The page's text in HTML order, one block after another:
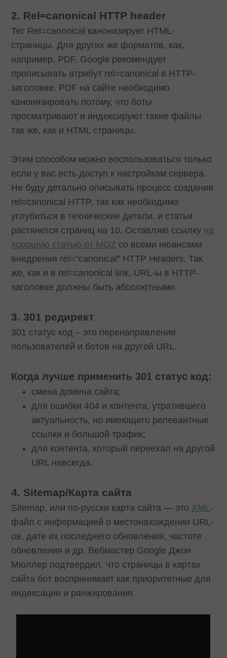
2. Rel=canonical HTTP header
Тег Rel=canonical канонизирует HTML-
страницы. Для других же форматов, как,
например, PDF, Google рекомендует
прописывать атрибут rel=canonical в HTTP-
заголовке. PDF на сайте необходимо
канонизировать потому, что боты
просматривают и индексируют такие файлы
так же, как и HTML страницы.
Этим способом можно воспользоваться только
если у вас есть доступ к настройкам сервера.
Не буду детально описывать процесс создания
rel=canonical HTTP, так как необходимо
углубиться в технические детали, и статья
растянется страниц на 10. Оставляю ссылку на
хорошую статью от MOZ со всеми нюансами
внедрения rel="canonical" HTTP Headers. Так
же, как и в rel=canonical link, URL-ы в HTTP-
заголовке должны быть абсолютными.
3. 301 редирект
301 статус код – это перенаправление
пользователей и ботов на другой URL.
Когда лучше применить 301 статус код:
смена домена сайта;
для ошибки 404 и контента, утратившего
актуальность, но имеющего релевантные
ссылки и большой трафик;
для контента, который переехал на другой
URL навсегда.
4. Sitemap/Карта сайта
Sitemap, или по-русски карта сайта — это XML -
файл с информацией о местонахождении URL-
ов, дате их последнего обновления, частоте
обновления и др. Вебмастер Google Джон
Мюллер подтвердил, что страницы в картах
сайта бот воспринимает как приоритетные для
индексации и ранжирования.